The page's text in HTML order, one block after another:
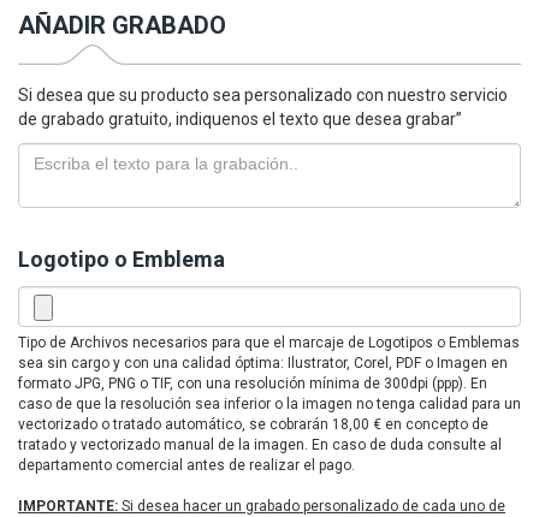
AÑADIR GRABADO
Si desea que su producto sea personalizado con nuestro servicio
de grabado gratuito, indiquenos el texto que desea grabar”
Logotipo o Emblema
Tipo de Archivos necesarios para que el marcaje de Logotipos o Emblemas
sea sin cargo y con una calidad óptima: Ilustrator, Corel, PDF o Imagen en
formato JPG, PNG o TIF, con una resolución mínima de 300dpi (ppp). En
caso de que la resolución sea inferior o la imagen no tenga calidad para un
vectorizado o tratado automático, se cobrarán 18,00 € en concepto de
tratado y vectorizado manual de la imagen. En caso de duda consulte al
departamento comercial antes de realizar el pago.
IMPORTANTE: Si desea hacer un grabado personalizado de cada uno de